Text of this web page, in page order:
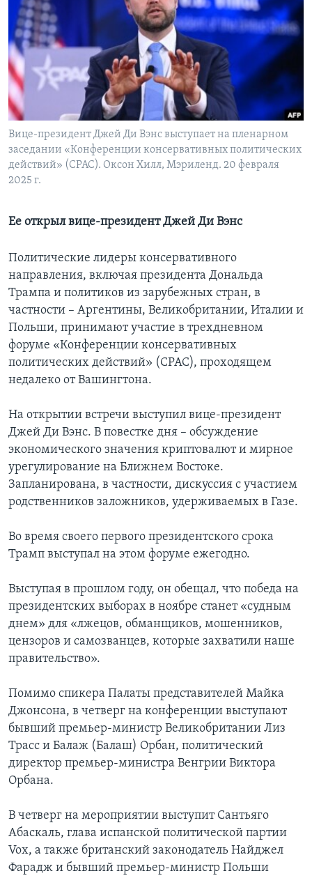
Learning English
СОЦИАЛЬНЫЕ СЕТИ
Вице-президент Джей Ди Вэнс выступает на пленарном
заседании «Конференции консервативных политических
действий» (CPAC). Оксон Хилл, Мэриленд. 20 февраля
2025 г.
Ее открыл вице-президент Джей Ди Вэнс
Политические лидеры консервативного
направления, включая президента Дональда
Трампа и политиков из зарубежных стран, в
частности – Аргентины, Великобритании, Италии и
Польши, принимают участие в трехдневном
форуме «Конференции консервативных
политических действий» (CPAC), проходящем
недалеко от Вашингтона.
На открытии встречи выступил вице-президент
Джей Ди Вэнс. В повестке дня – обсуждение
экономического значения криптовалют и мирное
урегулирование на Ближнем Востоке.
Запланирована, в частности, дискуссия с участием
родственников заложников, удерживаемых в Газе.
Во время своего первого президентского срока
Трамп выступал на этом форуме ежегодно.
Выступая в прошлом году, он обещал, что победа на
президентских выборах в ноябре станет «судным
днем» для «лжецов, обманщиков, мошенников,
цензоров и самозванцев, которые захватили наше
правительство».
Помимо спикера Палаты представителей Майка
Джонсона, в четверг на конференции выступают
бывший премьер-министр Великобритании Лиз
Трасс и Балаж (Балаш) Орбан, политический
директор премьер-министра Венгрии Виктора
Орбана.
В четверг на мероприятии выступит Сантьяго
Абаскаль, глава испанской политической партии
Vox, а также британский законодатель Найджел
Фарадж и бывший премьер-министр Польши